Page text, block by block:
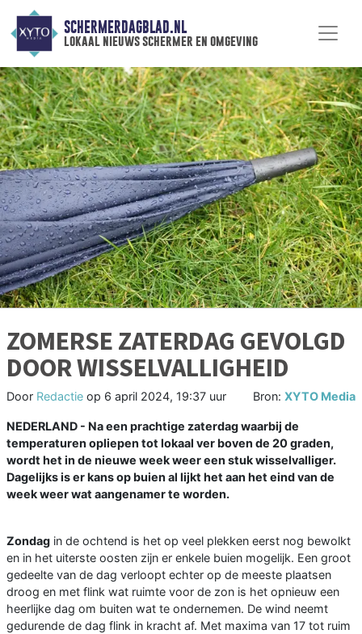
SCHERMERDAGBLAD.NL
lokaal nieuws schermer en omgeving
ZOMERSE ZATERDAG GEVOLGD
DOOR WISSELVALLIGHEID
Door Redactie op 6 april 2024, 19:37 uur Bron: XYTO Media
NEDERLAND - Na een prachtige zaterdag waarbij de
temperaturen opliepen tot lokaal ver boven de 20 graden,
wordt het in de nieuwe week weer een stuk wisselvalliger.
Dagelijks is er kans op buien al lijkt het aan het eind van de
week weer wat aangenamer te worden.
Zondag in de ochtend is het op veel plekken eerst nog bewolkt
en in het uiterste oosten zijn er enkele buien mogelijk. Een groot
gedeelte van de dag verloopt echter op de meeste plaatsen
droog en met flink wat ruimte voor de zon is het opnieuw een
heerlijke dag om buiten wat te ondernemen. De wind neemt
gedurende de dag flink in kracht af. Met maxima van 17 tot ruim